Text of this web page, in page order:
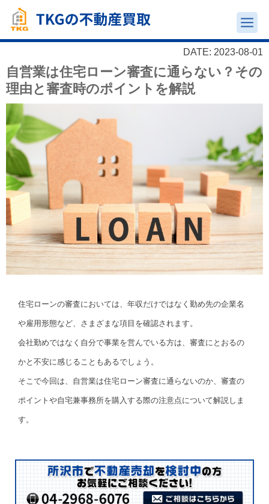
DATE: 2023-08-01
自営業は住宅ローン審査に通らない？その
理由と審査時のポイントを解説
住宅ローンの審査においては、年収だけではなく勤め先の企業名
や雇用形態など、さまざまな項目を確認されます。
会社勤めではなく自分で事業を営んでいる方は、審査にとおるの
かと不安に感じることもあるでしょう。
そこで今回は、自営業は住宅ローン審査に通らないのか、審査の
ポイントや自宅兼事務所を購入する際の注意点について解説しま
す。